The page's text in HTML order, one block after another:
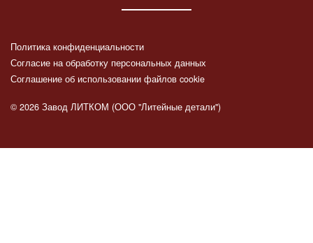
Политика конфиденциальности
Согласие на обработку персональных данных
Соглашение об использовании файлов cookie
© 2026 Завод ЛИТКОМ (ООО "Литейные детали")